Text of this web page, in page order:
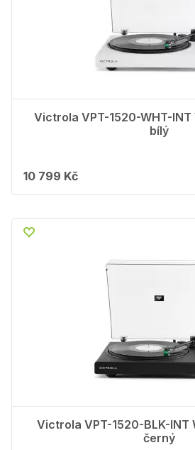
Victrola VPT-1520-WHT-
bílý
10 799 Kč
Victrola VPT-1520-BLK-INT
černý